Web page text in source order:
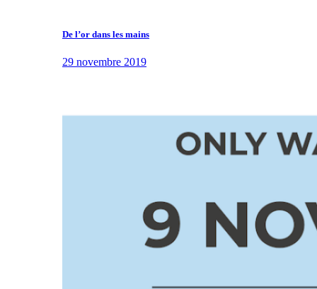
De l’or dans les mains
29 novembre 2019